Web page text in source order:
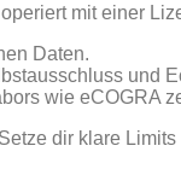
mit einer
Daten.
und
wie eCOGRA
dir klare